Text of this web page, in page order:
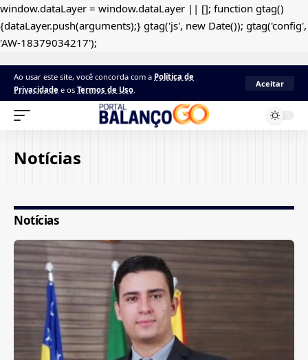
window.dataLayer = window.dataLayer || []; function gtag()
{dataLayer.push(arguments);} gtag('js', new Date()); gtag('config',
'AW-18379034217');
Ao usar este site, você concorda com a Política de
Privacidade e os Termos de Uso.
Aceitar
Notícias
Notícias